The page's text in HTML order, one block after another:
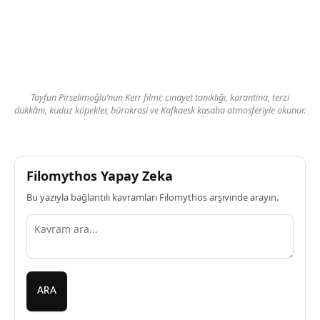
Tayfun Pirselimoğlu’nun Kerr filmi; cinayet tanıklığı, karantina, terzi
dükkânı, kuduz köpekler, bürokrasi ve Kafkaesk kasaba atmosferiyle okunur.
Filomythos Yapay Zeka
Bu yazıyla bağlantılı kavramları Filomythos arşivinde arayın.
ARA